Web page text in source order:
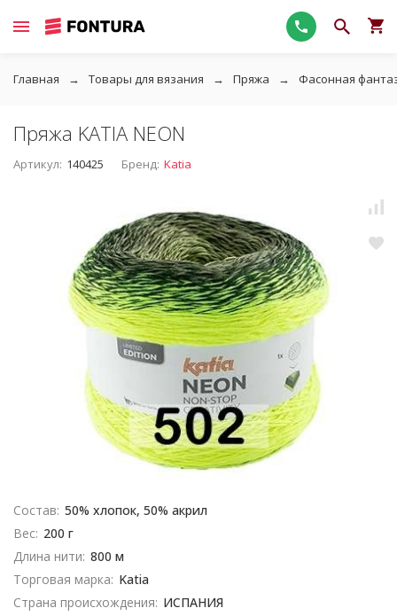
Главная Товары для вязания Пряжа Фасонная
Пряжа KATIA NEON
Артикул: 140425 Бренд: Katia
Состав: 50% хлопок, 50% акрил
Вес: 200 г
Длина нити: 800 м
Торговая марка: Katia
Страна происхождения: ИСПАНИЯ